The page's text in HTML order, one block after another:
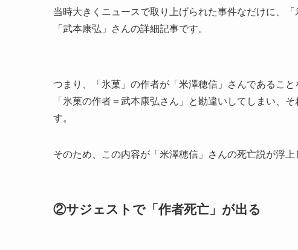
当時大きくニュースで取り上げられた事件なだけに
「武本康弘」さんの詳細記事です。
つまり、「氷菓」の作者が「米澤穂信」さんであるこ
「氷菓の作者＝武本康弘さん」と勘違いしてしまい、
す。
そのため、この内容が「米澤穂信」さんの死亡説が浮上
②サジェストで「作者死亡」が出る